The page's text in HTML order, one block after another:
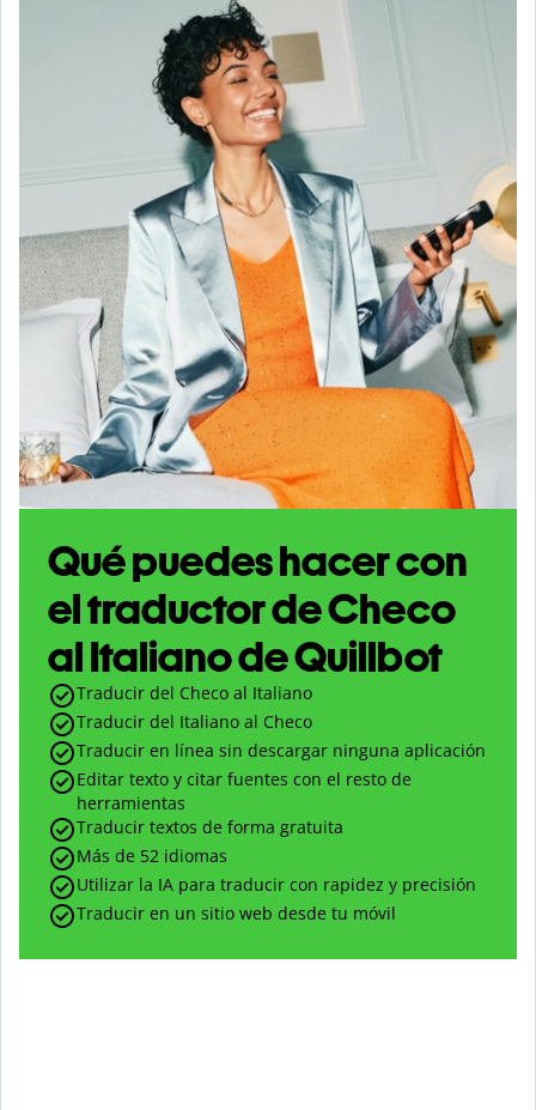
Qué puedes hacer con
el traductor de Checo
al Italiano de Quillbot
Traducir del Checo al Italiano
Traducir del Italiano al Checo
Traducir en línea sin descargar ninguna aplicación
Editar texto y citar fuentes con el resto de
herramientas
Traducir textos de forma gratuita
Más de 52 idiomas
Utilizar la IA para traducir con rapidez y precisión
Traducir en un sitio web desde tu móvil